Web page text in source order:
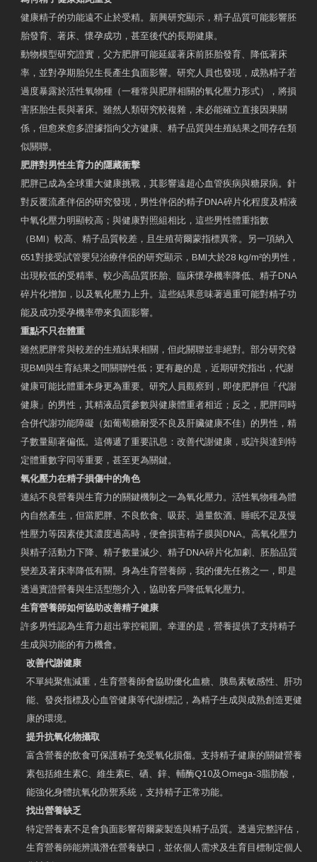
健康精子的功能遠不止於受精。新興研究顯示，精子品質可能影響胚
胎發育、著床、懷孕成功，甚至後代的長期健康。
動物模型研究證實，父方肥胖可能延緩著床前胚胎發育、降低著床
率，並對孕期胎兒生長產生負面影響。研究人員也發現，成熟精子若
過度暴露於活性氧物種（一種常與肥胖相關的氧化壓力形式），將損
害胚胎生長與著床。雖然人類研究較複雜，未必能確立直接因果關
係，但愈來愈多證據指向父方健康、精子品質與生殖結果之間存在類
似關聯。
肥胖對男性生育力的隱藏衝擊
肥胖已成為全球重大健康挑戰，其影響遠超心血管疾病與糖尿病。針
對反覆流產伴侶的研究發現，男性伴侶的精子DNA碎片化程度及精液
中氧化壓力明顯較高；與健康對照組相比，這些男性體重指數
（BMI）較高、精子品質較差，且生殖荷爾蒙指標異常。另一項納入
651對接受試管嬰兒治療伴侶的研究顯示，BMI大於28 kg/m²的男性，
出現較低的受精率、較少高品質胚胎、臨床懷孕機率降低、精子DNA
碎片化增加，以及氧化壓力上升。這些結果意味著過重可能對精子功
能及成功受孕機率帶來負面影響。
重點不只在體重
雖然肥胖常與較差的生殖結果相關，但此關聯並非絕對。部分研究發
現BMI與生育結果之間關聯性低；更有趣的是，近期研究指出，代謝
健康可能比體重本身更為重要。研究人員觀察到，即使肥胖但「代謝
健康」的男性，其精液品質參數與健康體重者相近；反之，肥胖同時
合併代謝功能障礙（如葡萄糖耐受不良及肝臟健康不佳）的男性，精
子數量顯著偏低。這傳遞了重要訊息：改善代謝健康，或許與達到特
定體重數字同等重要，甚至更為關鍵。
氧化壓力在精子損傷中的角色
連結不良營養與生育力的關鍵機制之一為氧化壓力。活性氧物種為體
內自然產生，但當肥胖、不良飲食、吸菸、過量飲酒、睡眠不足及慢
性壓力等因素使其濃度過高時，便會損害精子膜與DNA。高氧化壓力
與精子活動力下降、精子數量減少、精子DNA碎片化加劇、胚胎品質
變差及著床率降低有關。身為生育營養師，我的優先任務之一，即是
透過實證營養與生活型態介入，協助客戶降低氧化壓力。
生育營養師如何協助改善精子健康
許多男性認為生育力超出掌控範圍。幸運的是，營養提供了支持精子
生成與功能的有力機會。
改善代謝健康
不單純聚焦減重，生育營養師會協助優化血糖、胰島素敏感性、肝功
能、發炎指標及心血管健康等代謝標記，為精子生成與成熟創造更健
康的環境。
提升抗氧化物攝取
富含營養的飲食可保護精子免受氧化損傷。支持精子健康的關鍵營養
素包括維生素C、維生素E、硒、鋅、輔酶Q10及Omega-3脂肪酸，
能強化身體抗氧化防禦系統，支持精子正常功能。
找出營養缺乏
特定營養素不足會負面影響荷爾蒙製造與精子品質。透過完整評估，
生育營養師能辨識潛在營養缺口，並依個人需求及生育目標制定個人